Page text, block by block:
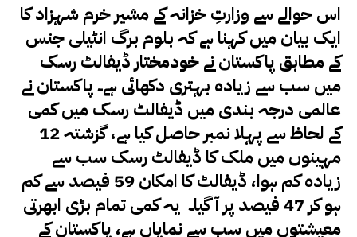
اس حوالے سے وزارتِ خزانہ کے مشیر خرم شہزاد کا
ایک بیان میں کہنا ہے کہ بلوم برگ انٹیلی جنس
کے مطابق پاکستان نے خودمختار ڈیفالٹ رسک
میں سب سے زیادہ بہتری دکھائی ہے۔ پاکستان نے
عالمی درجہ بندی میں ڈیفالٹ رسک میں کمی
کے لحاظ سے پہلا نمبر حاصل کیا ہے، گزشتہ 12
مہینوں میں ملک کا ڈیفالٹ رسک سب سے
زیادہ کم ہوا، ڈیفالٹ کا امکان 59 فیصد سے کم
ہو کر 47 فیصد پر آ گیا۔ یہ کمی تمام بڑی ابھرتی
معیشتوں میں سب سے نمایاں ہے، پاکستان کے